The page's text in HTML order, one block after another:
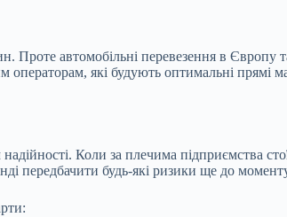
Проте автомобільні перевезення в
які будують оптимальні
Коли за плечима підприємства
передбачити будь-які ризики ще до